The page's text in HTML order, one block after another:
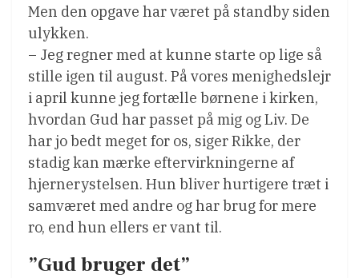
Men den opgave har været på standby siden
ulykken.
– Jeg regner med at kunne starte op lige så
stille igen til august. På vores menighedslejr
i april kunne jeg fortælle børnene i kirken,
hvordan Gud har passet på mig og Liv. De
har jo bedt meget for os, siger Rikke, der
stadig kan mærke eftervirkningerne af
hjernerystelsen. Hun bliver hurtigere træt i
samværet med andre og har brug for mere
ro, end hun ellers er vant til.
”Gud bruger det”